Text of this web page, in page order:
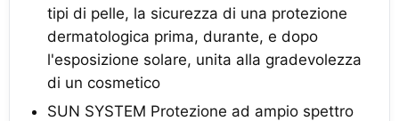
tipi di pelle, la sicurezza di una protezione
dermatologica prima, durante, e dopo
l'esposizione solare, unita alla gradevolezza
di un cosmetico
SUN SYSTEM Protezione ad ampio spettro